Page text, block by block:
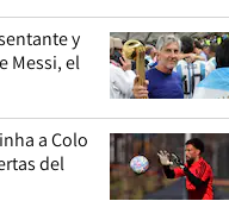
y
Messi, el
a Colo
del